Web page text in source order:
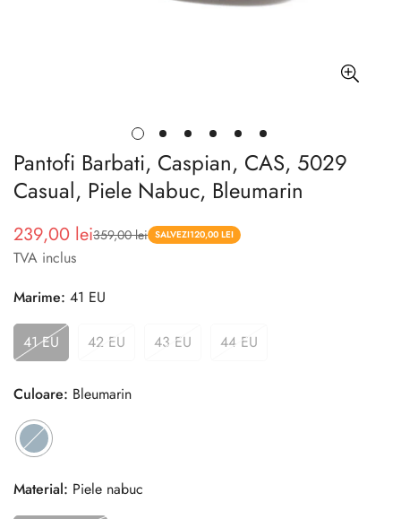
Pantofi Barbati, Caspian, CAS, 5029
Casual, Piele Nabuc, Bleumarin
Pret
redus
239,00 lei
Pret 359,00 lei SALVEZI120,00 LEI
TVA inclus
Marime: 41 EU
41 EU 42 EU 43 EU 44 EU
Culoare: Bleumarin
Material: Piele nabuc